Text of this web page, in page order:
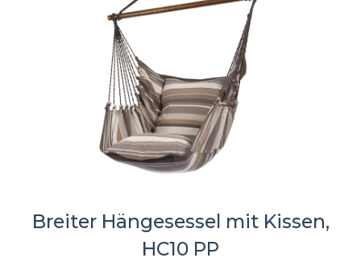
Breiter Hängesessel mit Kissen,
HC10 PP